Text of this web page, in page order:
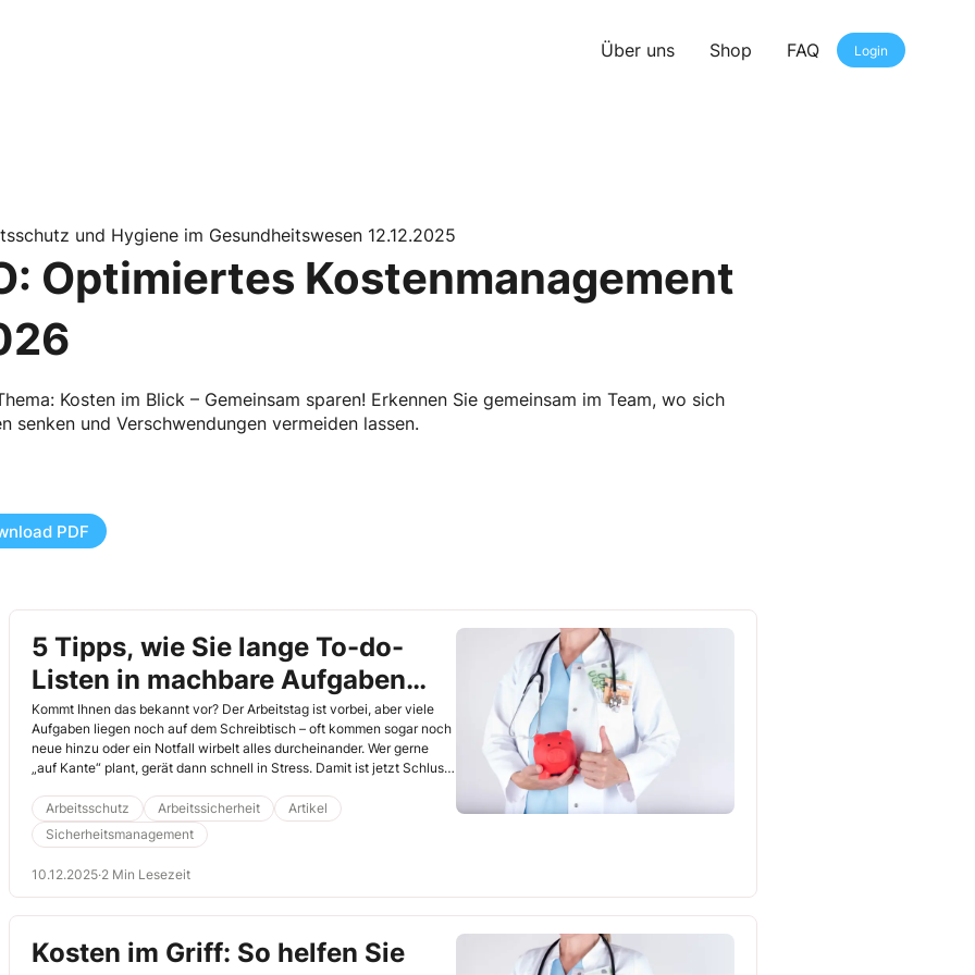
Über uns Shop FAQ Login
und Hygiene im Gesundheitswesen 12.12.2025
Optimiertes Kostenmanagement
Kosten im Blick – Gemeinsam sparen! Erkennen Sie gemeinsam im Team, wo sich
senken und Verschwendungen vermeiden lassen.
PDF
5 Tipps, wie Sie lange To-do-
Listen in machbare Aufgaben
verwandeln
Kommt Ihnen das bekannt vor? Der Arbeitstag ist vorbei, aber viele
Aufgaben liegen noch auf dem Schreibtisch – oft kommen sogar noch
neue hinzu oder ein Notfall wirbelt alles durcheinander. Wer gerne
„auf Kante“ plant, gerät dann schnell in Stress. Damit ist jetzt Schluss:
für Sie und Ihre ­Kollegen!
Arbeitsschutz Arbeitssicherheit
Artikel
Sicherheitsmanagement
10.12.2025·2 Min Lesezeit
Kosten im Griff: So helfen Sie